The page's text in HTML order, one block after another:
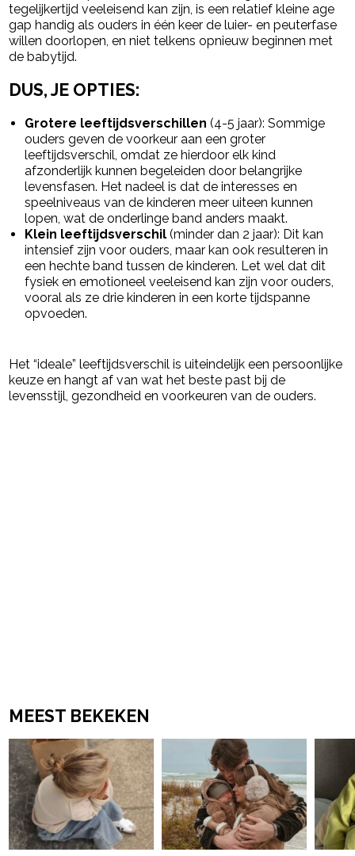
tegelijkertijd veeleisend kan zijn, is een relatief kleine age
gap handig als ouders in één keer de luier- en peuterfase
willen doorlopen, en niet telkens opnieuw beginnen met
de babytijd.
DUS, JE OPTIES:
Grotere leeftijdsverschillen (4-5 jaar): Sommige
ouders geven de voorkeur aan een groter
leeftijdsverschil, omdat ze hierdoor elk kind
afzonderlijk kunnen begeleiden door belangrijke
levensfasen. Het nadeel is dat de interesses en
speelniveaus van de kinderen meer uiteen kunnen
lopen, wat de onderlinge band anders maakt.
Klein leeftijdsverschil (minder dan 2 jaar): Dit kan
intensief zijn voor ouders, maar kan ook resulteren in
een hechte band tussen de kinderen. Let wel dat dit
fysiek en emotioneel veeleisend kan zijn voor ouders,
vooral als ze drie kinderen in een korte tijdspanne
opvoeden.
Het “ideale” leeftijdsverschil is uiteindelijk een persoonlijke
keuze en hangt af van wat het beste past bij de
levensstijl, gezondheid en voorkeuren van de ouders.
MEEST BEKEKEN